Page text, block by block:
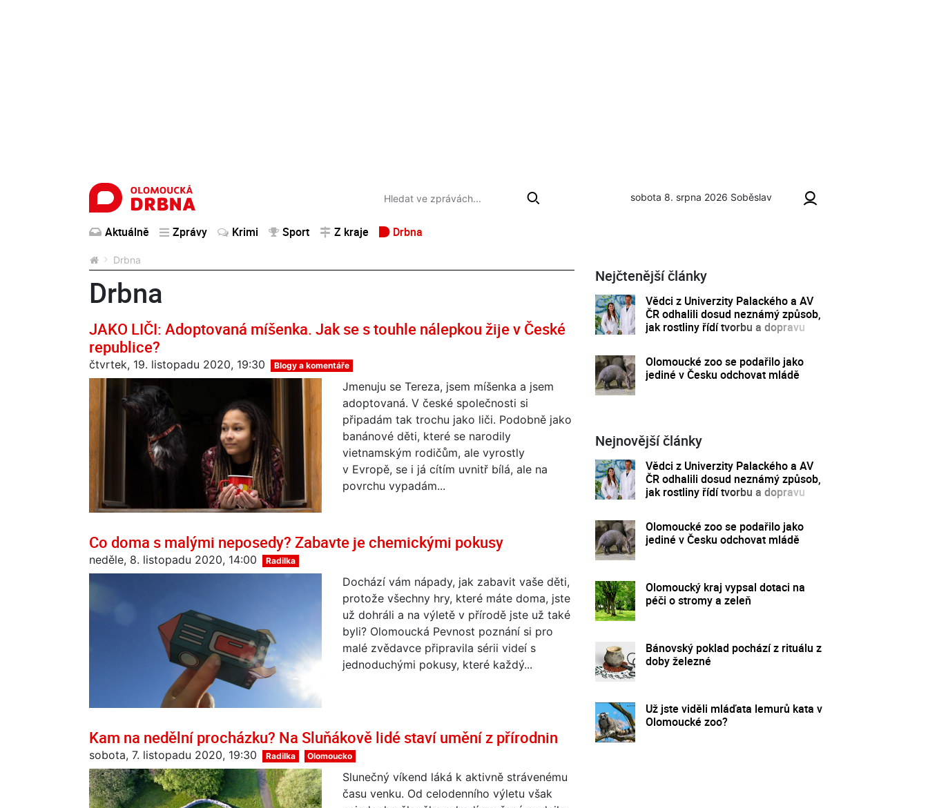
sobota 8. srpna 2026 Soběslav
Aktuálně Zprávy Krimi Sport Z kraje Drbna
Drbna
Drbna
JAKO LIČI: Adoptovaná míšenka. Jak se s touhle nálepkou žije v České
republice?
čtvrtek, 19. listopadu 2020, 19:30 Blogy a komentáře
Jmenuju se Tereza, jsem míšenka a jsem
adoptovaná. V české společnosti si
připadám tak trochu jako liči. Podobně jako
banánové děti, které se narodily
vietnamským rodičům, ale vyrostly
v Evropě, se i já cítím uvnitř bílá, ale na
povrchu vypadám...
Co doma s malými neposedy? Zabavte je chemickými pokusy
neděle, 8. listopadu 2020, 14:00 Radilka
Dochází vám nápady, jak zabavit vaše děti,
protože všechny hry, které máte doma, jste
už dohráli a na výletě v přírodě jste už také
byli? Olomoucká Pevnost poznání si pro
malé zvědavce připravila sérii videí s
jednoduchými pokusy, které každý...
Kam na nedělní procházku? Na Sluňákově lidé staví umění z přírodnin
sobota, 7. listopadu 2020, 19:30 Radilka Olomoucko
Slunečný víkend láká k aktivně strávenému
času venku. Od celodenního výletu však
Nejčtenější články
Vědci z Univerzity Palackého a AV
ČR odhalili dosud neznámý způsob,
jak rostliny řídí tvorbu a dopravu
Olomoucké zoo se podařilo jako
jediné v Česku odchovat mládě
Nejnovější články
Vědci z Univerzity Palackého a AV
ČR odhalili dosud neznámý způsob,
jak rostliny řídí tvorbu a dopravu
Olomoucké zoo se podařilo jako
jediné v Česku odchovat mládě
Olomoucký kraj vypsal dotaci na
péči o stromy a zeleň
Bánovský poklad pochází z rituálu z
doby železné
Už jste viděli mláďata lemurů kata v
Olomoucké zoo?